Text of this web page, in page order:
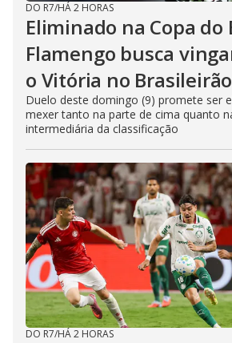
DO R7/HÁ 2 HORAS
Eliminado na Copa do
Flamengo busca
o Vitória no Brasileirão
Duelo deste domingo (9) promete ser
mexer tanto na parte de cima quanto
intermediária da classificação
DO R7/HÁ 2 HORAS